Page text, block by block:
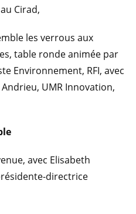
Cirad,
les verrous aux
table ronde animée par
Environnement, RFI, avec
UMR Innovation,
avec Elisabeth
directrice